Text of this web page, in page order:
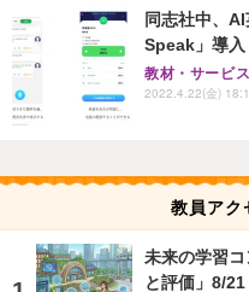
同志社中、
Speak」導入
教材・サービス
2022.4.22(金)
教員アク
未来の学習
と評価」8/21